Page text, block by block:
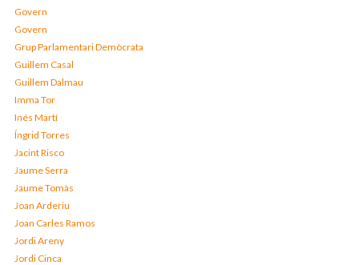
Govern
Govern
Grup Parlamentari Demòcrata
Guillem Casal
Guillem Dalmau
Imma Tor
Inés Martí
Íngrid Torres
Jacint Risco
Jaume Serra
Jaume Tomàs
Joan Arderiu
Joan Carles Ramos
Jordi Areny
Jordi Cinca